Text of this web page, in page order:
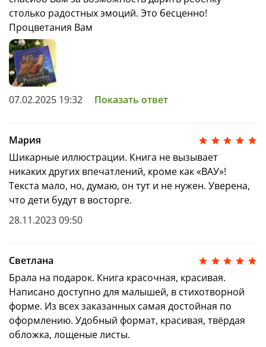
популярнойистории«Крошка Венди и дом на
дереве»— этакнижка
для первого
даст заскучать и, конечно, поможет
каникулы с пользой
Красивая книга с картинками
подарком сыну и дочери, внуку и внучке, всем
мальчикам и девочкам – на празднике в детском
под елочкой.
подарит волшебное
настроение и сделаетНовый год — 2025самым
чудесным!
столько радостных эмоций. Это бесценно!
Процветания Вам
07.02.2025 19:32 Показать ответ
Мария
Шикарные иллюстрации. Книга не вызывает
никаких других впечатлений, кроме как «ВАУ»!
Текста мало, но, думаю, он тут и не нужен. Уверена,
что дети будут в восторге.
28.11.2023 09:50
Светлана
Брала на подарок. Книга красочная, красивая.
Написано доступно для малышей, в стихотворной
форме. Из всех заказанных самая достойная по
оформлению. Удобный формат, красивая, твёрдая
обложка, лощеные листы.